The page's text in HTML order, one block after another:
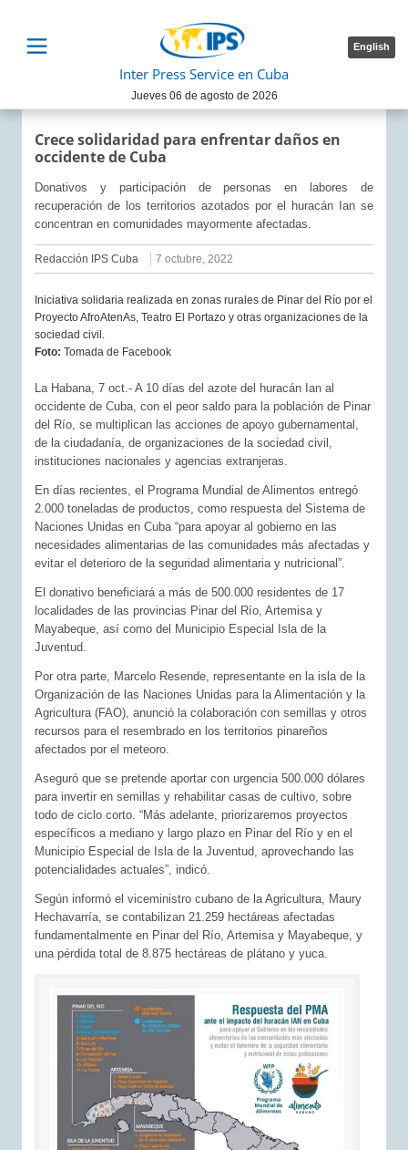
English
Inter Press Service en Cuba
Jueves 06 de agosto de 2026
Crece solidaridad para enfrentar daños en
occidente de Cuba
Donativos y participación de personas en labores de
recuperación de los territorios azotados por el huracán Ian se
concentran en comunidades mayormente afectadas.
Redacción IPS Cuba 7 octubre, 2022
Iniciativa solidaria realizada en zonas rurales de Pinar del Río por el
Proyecto AfroAtenAs, Teatro El Portazo y otras organizaciones de la
sociedad civil.
Foto:Tomada de Facebook
La Habana, 7 oct.- A 10 días del azote del huracán Ian al
occidente de Cuba, con el peor saldo para la población de Pinar
del Río, se multiplican las acciones de apoyo gubernamental,
de la ciudadanía, de organizaciones de la sociedad civil,
instituciones nacionales y agencias extranjeras.
En días recientes, el Programa Mundial de Alimentos entregó
2.000 toneladas de productos, como respuesta del Sistema de
Naciones Unidas en Cuba “para apoyar al gobierno en las
necesidades alimentarias de las comunidades más afectadas y
evitar el deterioro de la seguridad alimentaria y nutricional”.
El donativo beneficiará a más de 500.000 residentes de 17
localidades de las provincias Pinar del Río, Artemisa y
Mayabeque, así como del Municipio Especial Isla de la
Juventud.
Por otra parte, Marcelo Resende, representante en la isla de la
Organización de las Naciones Unidas para la Alimentación y la
Agricultura (FAO), anunció la colaboración con semillas y otros
recursos para el resembrado en los territorios pinareños
afectados por el meteoro.
Aseguró que se pretende aportar con urgencia 500.000 dólares
para invertir en semillas y rehabilitar casas de cultivo, sobre
todo de ciclo corto. “Más adelante, priorizaremos proyectos
específicos a mediano y largo plazo en Pinar del Río y en el
Municipio Especial de Isla de la Juventud, aprovechando las
potencialidades actuales”, indicó.
Según informó el viceministro cubano de la Agricultura, Maury
Hechavarría, se contabilizan 21.259 hectáreas afectadas
fundamentalmente en Pinar del Río, Artemisa y Mayabeque, y
una pérdida total de 8.875 hectáreas de plátano y yuca.